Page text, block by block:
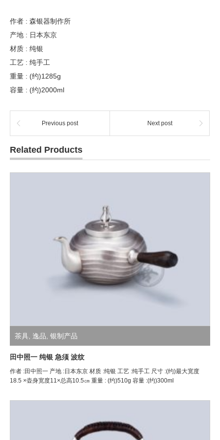
作者 : 森银器制作所
产地 : 日本东京
材质 : 纯银
工艺 : 纯手工
重量 : (约)1285g
容量 : (约)2000ml
Previous post Next post
Related Products
茶具 逸品 银制产品
田中照一 纯银 急须 波纹
作者 :田中照一 产地 :日本东京 材质 :纯银 工艺 :纯手工 尺寸 :(约)最大宽度
18.5 ×壶身宽度11×总高10.5㎝ 重量 : (约)510g 容量 :(约)300ml